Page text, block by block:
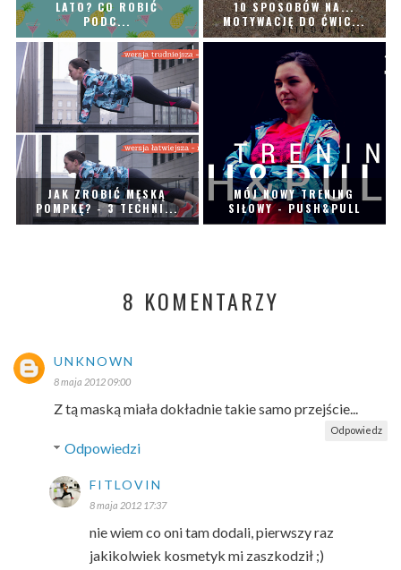
LATO? CO ROBIĆ
PODC...
10 SPOSOBÓW NA...
MOTYWACJĘ DO ĆWIC...
JAK ZROBIĆ MĘSKĄ
POMPKĘ? - 3 TECHNI...
MÓJ NOWY TRENING
SIŁOWY - PUSH&PULL
8 KOMENTARZY
UNKNOWN
8 maja 2012 09:00
Z tą maską miała dokładnie takie samo przejście...
Odpowiedz
Odpowiedzi
FITLOVIN
8 maja 2012 17:37
nie wiem co oni tam dodali, pierwszy raz
jakikolwiek kosmetyk mi zaszkodził ;)